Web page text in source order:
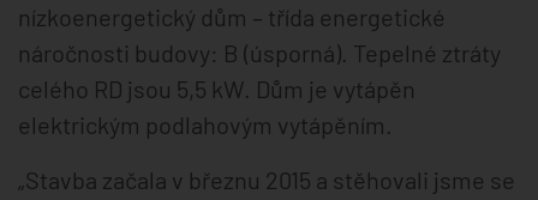
nízkoenergetický dům – třída energetické
náročnosti budovy: B (úsporná). Tepelné ztráty
celého RD jsou 5,5 kW. Dům je vytápěn
elektrickým podlahovým vytápěním.
„Stavba začala v březnu 2015 a stěhovali jsme se